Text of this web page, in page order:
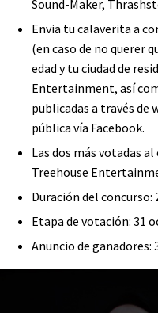
Sound-Maker,
Envia tu calaverita a
(en caso de no querer
edad y tu ciudad de
Entertainment, así
publicadas a través de
pública vía Facebook.
Las dos más votadas
Treehouse
Duración del concurso:
Etapa de votación: 31
Anuncio de ganadores: